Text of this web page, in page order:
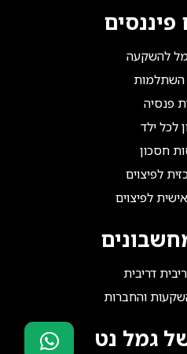
פיננסים
להשקעה
השתלמות
פנסיה
לכל ילד
חסכון
לפיצוים
לפיצוים
דריבית
והחברות
גמל נט